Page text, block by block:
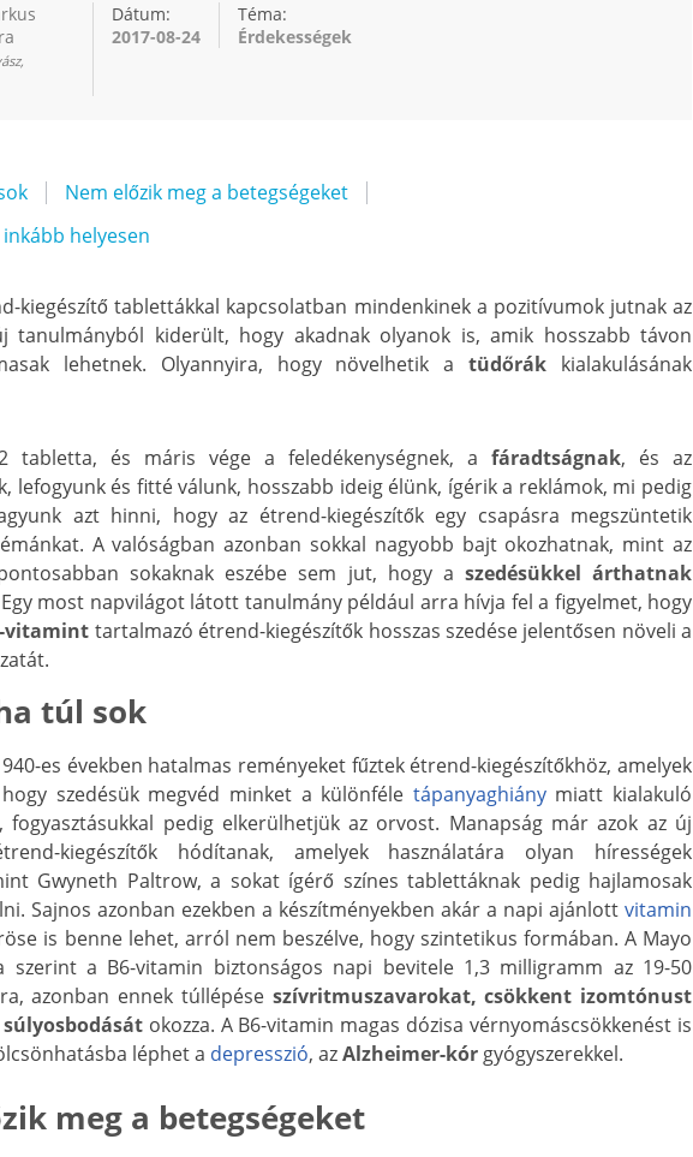
Dátum:
2017-08-24
Téma:
Érdekességek
Nem előzik meg a betegségeket
helyesen
kiegészítő tablettákkal kapcsolatban mindenkinek a pozitívumok jutnak az
tanulmányból kiderült, hogy akadnak olyanok is, amik hosszabb távon
lehetnek. Olyannyira, hogy növelhetik atüdőrák kialakulásának
tabletta, és máris vége a feledékenységnek, a fáradtságnak, és az
lefogyunk és fitté válunk, hosszabb ideig élünk, ígérik a reklámok, mi pedig
azt hinni, hogy az étrend-kiegészítők egy csapásra megszüntetik
A valóságban azonban sokkal nagyobb bajt okozhatnak, mint az
sokaknak eszébe sem jut, hogy a szedésükkel árthatnak
most napvilágot látott tanulmány például arra hívja fel a figyelmet, hogy
vitamint tartalmazó étrend-kiegészítők hosszas szedése jelentősen növeli a
túl sok
es években hatalmas reményeket fűztek étrend-kiegészítőkhöz, amelyek
szedésük megvéd minket a különféle tápanyaghiánymiatt kialakuló
fogyasztásukkal pedig elkerülhetjük az orvost. Manapság már azok az új
kiegészítők hódítanak, amelyek használatára olyan hírességek
Gwyneth Paltrow, a sokat ígérő színes tablettáknak pedig hajlamosak
Sajnos azonban ezekben a készítményekben akár a napi ajánlott vitamin
is benne lehet, arról nem beszélve, hogy szintetikus formában. A Mayo
szerint a B6-vitamin biztonságos napi bevitele 1,3 milligramm az 19-50
azonban ennek túllépése szívritmuszavarokat, csökkent izomtónust
okozza. A B6-vitamin magas dózisa vérnyomáscsökkenést is
léphet a depresszió, azAlzheimer-kór gyógyszerekkel.
meg a betegségeket